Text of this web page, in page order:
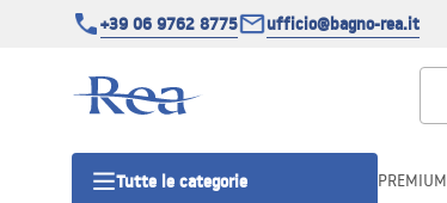
+39 06 9762 8775 ufficio@bagno-rea.it
Tutte le categorie PREMIUM